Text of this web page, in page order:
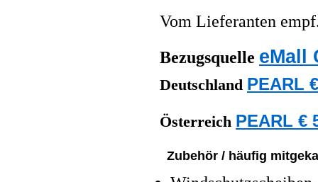
Vom Lieferanten
Bezugsquelle eMall
Deutschland PEARL
Österreich PEARL €
Zubehör / häufig